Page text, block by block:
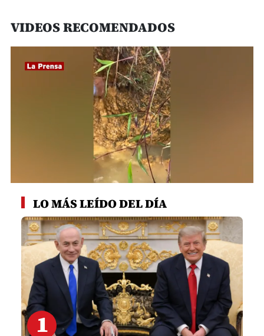
VIDEOS RECOMENDADOS
seconds
seconds
LO MÁS LEÍDO DEL DÍA
1